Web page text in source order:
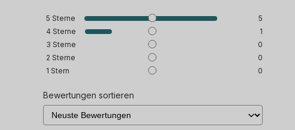
5 Sterne
5
4 Sterne
1
3 Sterne
0
2 Sterne
0
1 Stern 0
Bewertungen sortieren